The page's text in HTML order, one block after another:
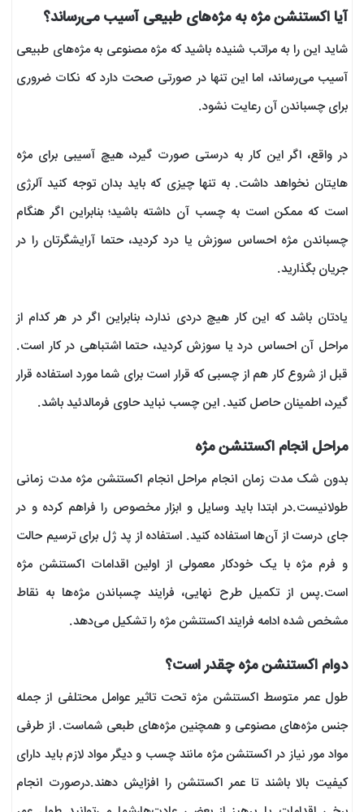
آیا اکستنشن مژه به مژه‌های طبیعی آسیب می‌رساند؟
شاید این را به مراتب شنیده باشید که مژه مصنوعی به مژه‌های طبیعی
آسیب می‌رساند، اما این تنها در صورتی صحت دارد که نکات ضروری
برای چسباندن آن رعایت نشود.
در واقع، اگر این کار به درستی صورت گیرد، هیچ آسیبی برای مژه
هایتان نخواهد داشت. به تنها چیزی که باید بدان توجه کنید آلرژی
است که ممکن است به چسب آن داشته باشید؛ بنابراین اگر هنگام
چسباندن مژه احساس سوزش یا درد کردید، حتما آرایشگرتان را در
جریان بگذارید.
یادتان باشد که این کار هیچ دردی ندارد، بنابراین اگر در هر کدام از
مراحل آن احساس درد یا سوزش کردید، حتما اشتباهی در کار است.
قبل از شروع کار هم از چسبی که قرار است برای شما مورد استفاده قرار
گیرد، اطمینان حاصل کنید. این چسب نباید حاوی فرمالدئید باشد.
مراحل انجام اکستنشن مژه
بدون شک مدت زمان انجام مراحل انجام اکستنشن مژه مدت زمانی
طولانیست.در ابتدا باید وسایل و ابزار مخصوص را فراهم کرده و در
جای درست از آن‌ها استفاده کنید. استفاده از پد ژل برای ترسیم حالت
و فرم مژه با یک خودکار معمولی از اولین اقدامات اکستنشن مژه
است.پس از تکمیل طرح نهایی، فرایند چسباندن مژه‌ها به نقاط
مشخص شده ادامه فرایند اکستنشن مژه را تشکیل می‌دهد.
دوام اکستنشن مژه چقدر است؟
طول عمر متوسط اکستنشن مژه تحت تاثیر عوامل محتلفی از جمله
جنس مژه‌های مصنوعی و همچنین مژه‌های طبعی شماست. از طرفی
مواد مور نیاز در اکستنشن مژه مانند چسب و دیگر مواد لازم باید دارای
کیفیت بالا باشند تا عمر اکستنشن را افزایش دهند.درصورت انجام